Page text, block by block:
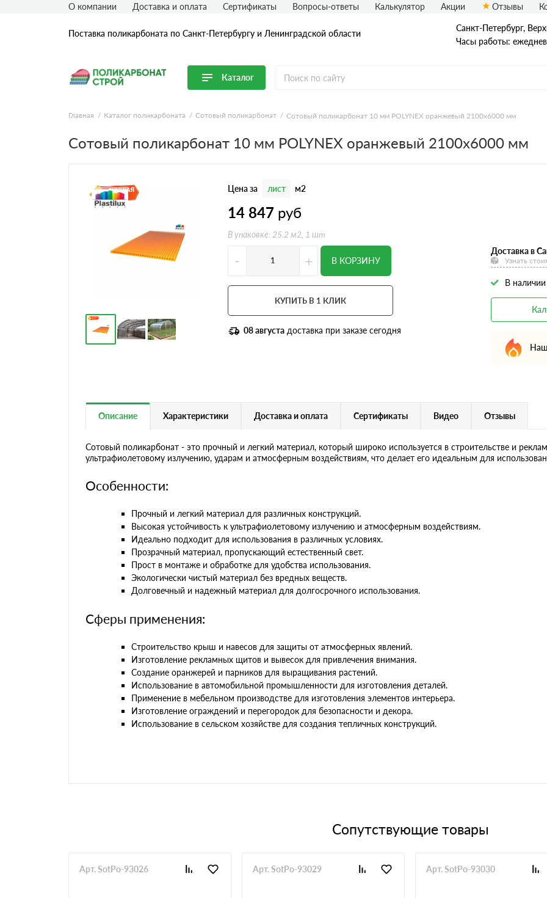
Поставка поликарбоната по Санкт-Петербургу и Ленинградской области
Санкт-Петербург,
Часы работы:
Каталог
Перейти в каталог
Продуктовые линейки
Профилированный поликарбонат
Комплектующие для поликарбоната
О компании Доставка и оплата Сертификаты Вопросы-ответы Калькулятор Акции Отзывы
Главная Каталог поликарбоната Сотовый поликарбонат Сотовый поликарбонат 10 мм POLYNEX оранжевый 2100х6000 мм
Сотовый поликарбонат 10 мм POLYNEX оранжевый 2100х6000 мм
Цена за лист м2
14 847 руб
В упаковке: 25.2 м2, 1 шт
- + В КОРЗИНУ
КУПИТЬ В 1 КЛИК
08 августа доставка при заказе сегодня
Доставка в
Узнать
В наличии
Описание Характеристики Доставка и оплата Сертификаты Видео Отзывы
Сотовый поликарбонат - это прочный и легкий материал, который широко используется в строительстве и
ультрафиолетовому излучению, ударам и атмосферным воздействиям, что делает его идеальным для
Особенности:
Прочный и легкий материал для различных конструкций.
Высокая устойчивость к ультрафиолетовому излучению и атмосферным воздействиям.
Идеально подходит для использования в различных условиях.
Прозрачный материал, пропускающий естественный свет.
Прост в монтаже и обработке для удобства использования.
Экологически чистый материал без вредных веществ.
Долговечный и надежный материал для долгосрочного использования.
Сферы применения:
Строительство крыш и навесов для защиты от атмосферных явлений.
Изготовление рекламных щитов и вывесок для привлечения внимания.
Создание оранжерей и парников для выращивания растений.
Использование в автомобильной промышленности для изготовления деталей.
Применение в мебельном производстве для изготовления элементов интерьера.
Изготовление ограждений и перегородок для безопасности и декора.
Использование в сельском хозяйстве для создания тепличных конструкций.
Сопутствующие товары
Арт. SotPo-93026 Арт. SotPo-93029 Арт. SotPo-93030